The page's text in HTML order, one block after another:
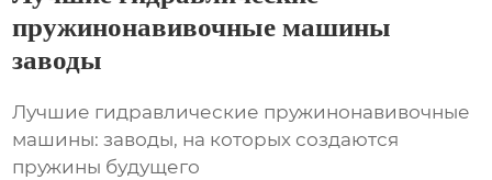
пружинонавивочные машины
заводы
Лучшие гидравлические пружинонавивочные
машины: заводы, на которых создаются
пружины будущего